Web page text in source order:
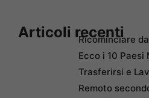
Articoli recenti
Ricominciare
Ecco i 10 Paesi
Trasferirsi e
Remoto